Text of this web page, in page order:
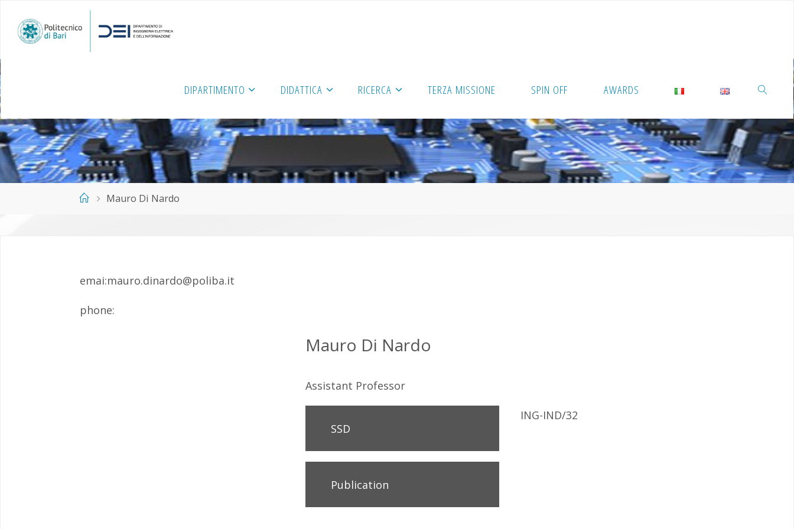
contenuto
DIPARTIMENTO DIDATTICA RICERCA TERZA MISSIONE SPIN OFF AWARDS
RICERCA
HomeMauro Di Nardo
emai:mauro.dinardo@poliba.it
phone:
Mauro Di Nardo
Assistant Professor
SSD
Publication
ING-IND/32